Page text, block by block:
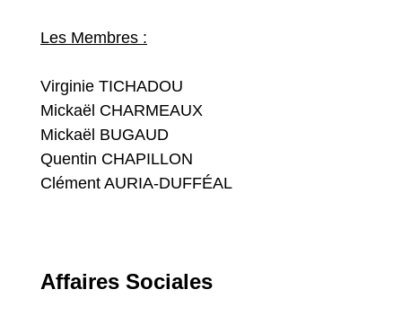
Les Membres :
Virginie TICHADOU
Mickaël CHARMEAUX
Mickaël BUGAUD
Quentin CHAPILLON
Clément AURIA-DUFFÉAL
Affaires Sociales